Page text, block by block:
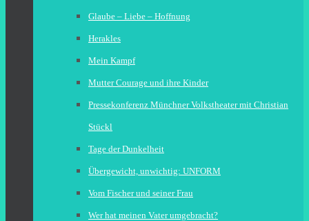
Glaube – Liebe – Hoffnung
Herakles
Mein Kampf
Mutter Courage und ihre Kinder
Pressekonferenz Münchner Volkstheater mit Christian
Stückl
Tage der Dunkelheit
Übergewicht, unwichtig: UNFORM
Vom Fischer und seiner Frau
Wer hat meinen Vater umgebracht?